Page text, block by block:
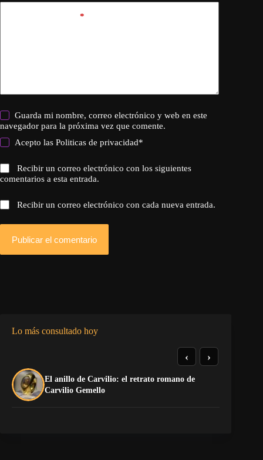
*
Guarda mi nombre, correo electrónico y web en este
navegador para la próxima vez que comente.
Acepto lasPoliticas de privacidad*
Recibir un correo electrónico con los siguientes
comentarios a esta entrada.
Recibir un correo electrónico con cada nueva entrada.
Publicar el comentario
Lo más consultado hoy
El anillo de Carvilio: el retrato romano de
Carvilio Gemello
‹ ›